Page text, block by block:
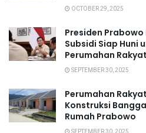
OCTOBER 29, 2025
Presiden Prabowo
Subsidi Siap Huni
Perumahan Rakyat
SEPTEMBER 30, 2025
Perumahan
Konstruksi
Rumah Prabowo